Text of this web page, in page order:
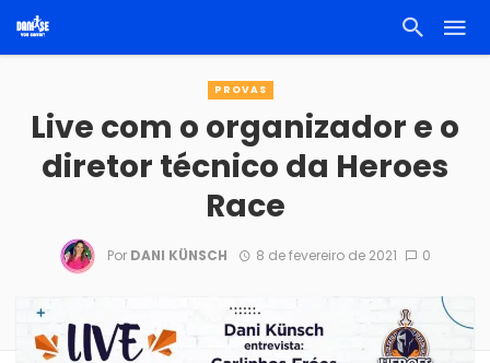
PROVAS
Live com o organizador e o
diretor técnico da Heroes
Race
Por DANI KÜNSCH 8 de fevereiro de 2021 0